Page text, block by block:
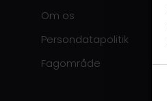
Om os
Persondatapolitik
Fagområde